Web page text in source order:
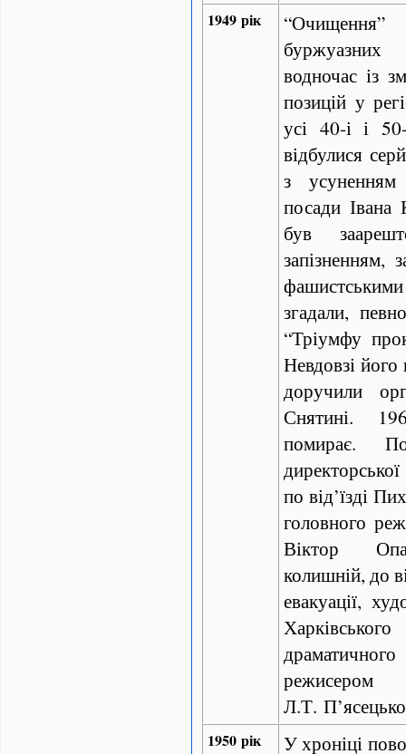
1949 рік “
водночас із
позицій у
усі 40-і і
відбулися
з усуненням
посади Івана
був
запізненням,
згадали,
“Тріумфу
Невдовзі його
доручили
Снятині.
помирає.
по від’їзді
головного
Віктор
колишній, до
евакуації,
режисером
Л.Т.
1950 рік У хроніці